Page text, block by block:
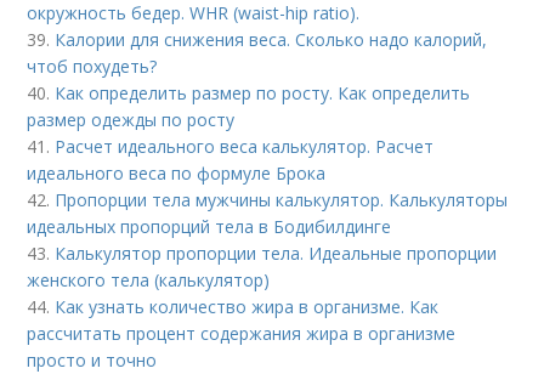
окружность бедер. WHR (waist-hip ratio).
39. Калории для снижения веса. Сколько надо калорий,
чтоб похудеть?
40. Как определить размер по росту. Как определить
размер одежды по росту
41. Расчет идеального веса калькулятор. Расчет
идеального веса по формуле Брока
42. Пропорции тела мужчины калькулятор. Калькуляторы
идеальных пропорций тела в Бодибилдинге
43. Калькулятор пропорции тела. Идеальные пропорции
женского тела (калькулятор)
44. Как узнать количество жира в организме. Как
рассчитать процент содержания жира в организме
просто и точно